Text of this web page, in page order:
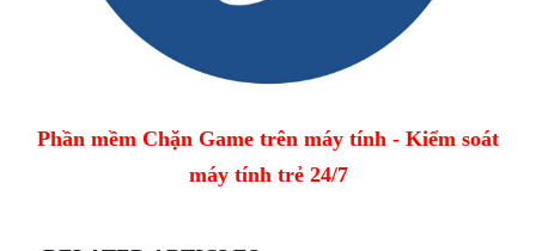
Phần mềm Chặn Game trên máy tính - Kiểm soát
máy tính trẻ 24/7